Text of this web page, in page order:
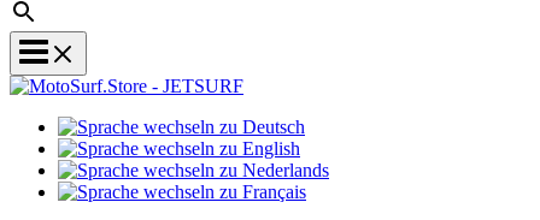
zu
Deutsch
wechseln
zu
Sprache
Sprache